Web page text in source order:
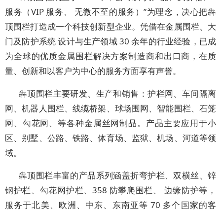
服务（VIP 服务、 无微不至的服务）”为理念，决心把犇
顶围栏打造成一个科技创新型企业。凭借在金属围栏、大
门及防护系统 设计与生产领域 30 余年的行业经验，已成
为全球的优质金属围栏解决方案制造商和出口商，在质
量、创新和以客户为中心的服务方面享有声誉。
犇顶围栏主要研发、生产和销售：护栏网、车间隔离
网、机器人围栏、线缆桥架、球场围网、智能围栏、石笼
网、勾花网、等各种金属丝网制品。产品主要应用于小
区、别墅、公路、铁路、体育场、监狱、机场、河道等领
域。
犇顶围栏丰富的产品系列涵盖折弯护栏、双横丝、锌
钢护栏、勾花网护栏、358 防攀爬围栏、 边缘防护等，
服务于北美、欧洲、中东、东南亚等 70 多个国家的客